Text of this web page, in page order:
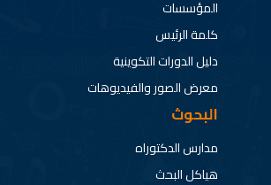
المؤسسات
كلمة الرئيس
دليل الدورات التكوينية
معرض الصور والفيديوهات
البحوث
مدارس الدكتوراه
هياكل البحث